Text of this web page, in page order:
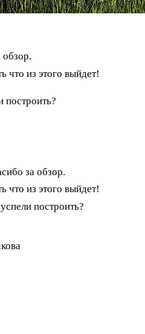
обзор.
что из этого выйдет!
за обзор.
что из этого выйдет!
построить?